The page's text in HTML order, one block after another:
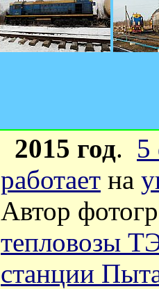
2015 год. 5
работает на
Автор
тепловозы
станции